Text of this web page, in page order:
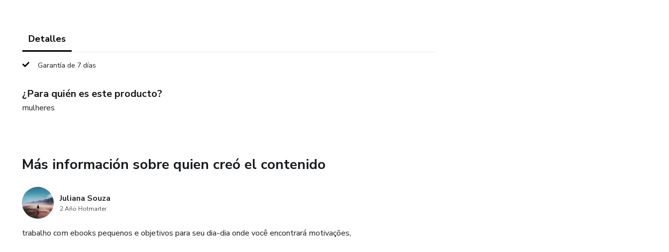
Detalles
Garantía de 7 días
¿Para quién es este producto?
mulheres
Más información sobre quien creó el contenido
Juliana Souza
2 Año Hotmarter
trabalho com ebooks pequenos e objetivos para seu dia-dia onde você encontrará motivações,